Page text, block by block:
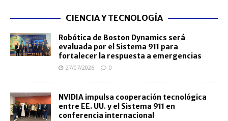
CIENCIA Y TECNOLOGÍA
Robótica de Boston Dynamics será
evaluada por el Sistema 911 para
fortalecer la respuesta a emergencias
27/07/2026 0
NVIDIA impulsa cooperación tecnológica
entre EE. UU. y el Sistema 911 en
conferencia internacional